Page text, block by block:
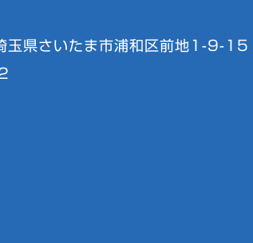
玉県さいたま市浦和区前地1-9-15